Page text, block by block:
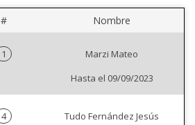
# Nombre
1
Marzi Mateo
Hasta el 09/09/2023
4
Tudo Fernández Jesús